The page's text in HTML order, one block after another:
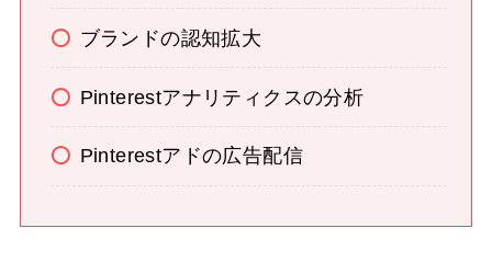
ブランドの認知拡大
Pinterestアナリティクスの分析
Pinterestアドの広告配信